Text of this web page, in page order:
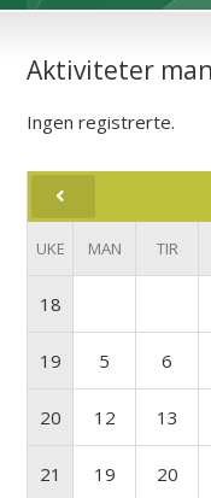
Aktiviteter
Ingen registrerte.
UKE MAN TIR
18
19 5 6
20 12 13
21 19 20